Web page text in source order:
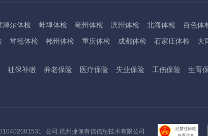
淖尔体检 蚌埠体检 亳州体检 滨州体检 北海体检 百色体
常德体检 郴州体检 重庆体检 成都体检 石家庄体检 大
检 红河体检 邯郸体检 衡水体检 呼和浩特体检 呼伦贝尔
体检 嘉兴体检 金华体检 景德镇体检 九江体检 吉安体检
辽阳体检 连云港体
社保补缴 养老保险 医疗保险 失业保险 工伤保险 生育
公司:杭州捷保有信信息技术有限公司